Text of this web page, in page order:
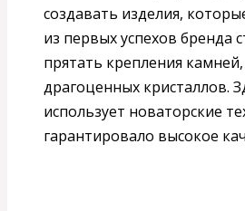
создавать изделия,
из первых успехов бренда
прятать крепления
драгоценных кристаллов.
использует новаторские
гарантировало высокое